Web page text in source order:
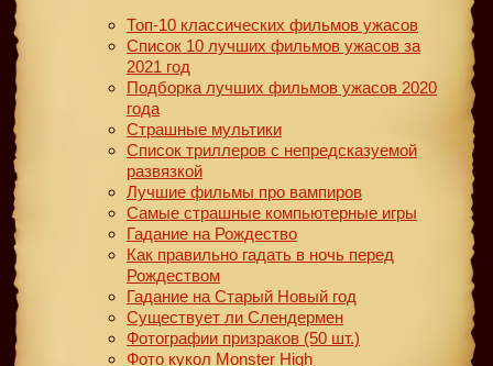
Топ-10 классических фильмов ужасов
Список 10 лучших фильмов ужасов за
2021 год
Подборка лучших фильмов ужасов 2020
года
Страшные мультики
Список триллеров с непредсказуемой
развязкой
Лучшие фильмы про вампиров
Самые страшные компьютерные игры
Гадание на Рождество
Как правильно гадать в ночь перед
Рождеством
Гадание на Старый Новый год
Существует ли Слендермен
Фотографии призраков (50 шт.)
Фото кукол Monster High